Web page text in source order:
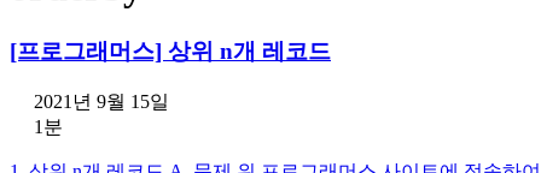
[프로그래머스] 상위 n개 레코드
2021년 9월 15일
1분